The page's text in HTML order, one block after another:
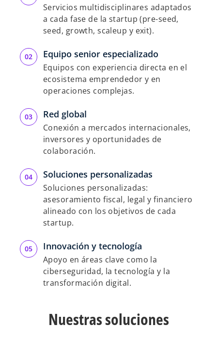
y
V
e
o
Servicios multidisciplinares adaptados
a cada fase de la startup (pre-seed,
seed, growth, scaleup y exit).
Equipo senior especializado
Equipos con experiencia directa en el
ecosistema emprendedor y en
operaciones complejas.
Red global
Conexión a mercados internacionales,
inversores y oportunidades de
colaboración.
Soluciones personalizadas
Soluciones personalizadas:
asesoramiento fiscal, legal y financiero
alineado con los objetivos de cada
startup.
Innovación y tecnología
Apoyo en áreas clave como la
ciberseguridad, la tecnología y la
transformación digital.
Nuestras soluciones